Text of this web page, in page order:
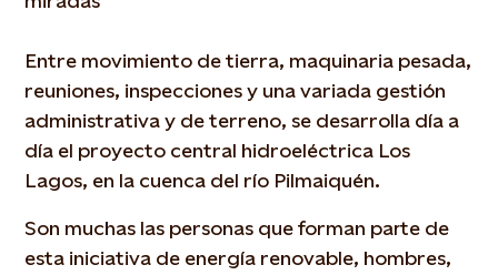
Entre movimiento de tierra, maquinaria pesada,
reuniones, inspecciones y una variada gestión
administrativa y de terreno, se desarrolla día a
día el proyecto central hidroeléctrica Los
Lagos, en la cuenca del río Pilmaiquén.
Son muchas las personas que forman parte de
esta iniciativa de energía renovable, hombres,